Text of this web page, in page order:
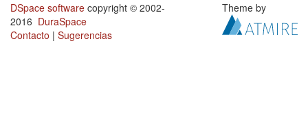
DSpace software copyright © 2002-
2016 DuraSpace
Contacto | Sugerencias
Theme by